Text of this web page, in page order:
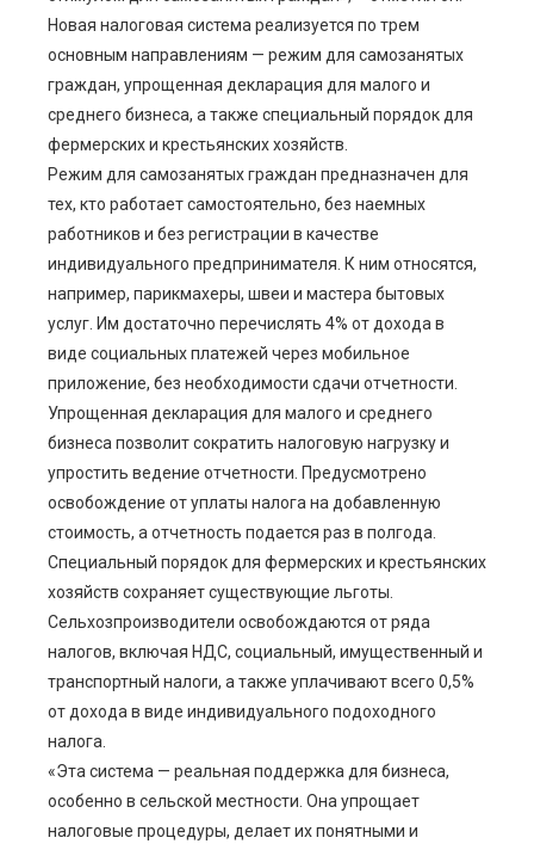
Новая налоговая система реализуется по трем
основным направлениям — режим для самозанятых
граждан, упрощенная декларация для малого и
среднего бизнеса, а также специальный порядок для
фермерских и крестьянских хозяйств.
Режим для самозанятых граждан предназначен для
тех, кто работает самостоятельно, без наемных
работников и без регистрации в качестве
индивидуального предпринимателя. К ним относятся,
например, парикмахеры, швеи и мастера бытовых
услуг. Им достаточно перечислять 4% от дохода в
виде социальных платежей через мобильное
приложение, без необходимости сдачи отчетности.
Упрощенная декларация для малого и среднего
бизнеса позволит сократить налоговую нагрузку и
упростить ведение отчетности. Предусмотрено
освобождение от уплаты налога на добавленную
стоимость, а отчетность подается раз в полгода.
Специальный порядок для фермерских и крестьянских
хозяйств сохраняет существующие льготы.
Сельхозпроизводители освобождаются от ряда
налогов, включая НДС, социальный, имущественный и
транспортный налоги, а также уплачивают всего 0,5%
от дохода в виде индивидуального подоходного
налога.
«Эта система — реальная поддержка для бизнеса,
особенно в сельской местности. Она упрощает
налоговые процедуры, делает их понятными и